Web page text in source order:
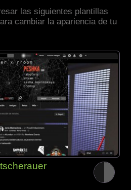
las siguientes plantillas
cambiar la apariencia de tu